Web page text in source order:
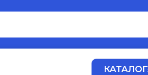
КАТАЛОГ